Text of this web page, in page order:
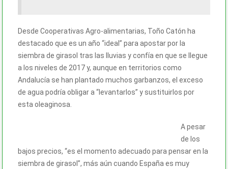
Desde Cooperativas Agro-alimentarias, Toño Catón ha
destacado que es un año “ideal” para apostar por la
siembra de girasol tras las lluvias y confía en que se llegue
a los niveles de 2017 y, aunque en territorios como
Andalucía se han plantado muchos garbanzos, el exceso
de agua podría obligar a “levantarlos” y sustituirlos por
esta oleaginosa.
A pesar
de los
bajos precios, “es el momento adecuado para pensar en la
siembra de girasol”, más aún cuando España es muy